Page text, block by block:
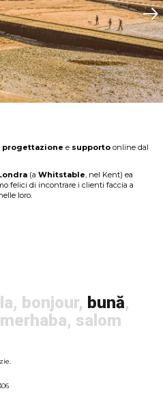
progettazione e supporto online dal
(a Whitstable, nel Kent) ea
felici di incontrare i clienti faccia a
loro.
, bonjour, bună,
merhaba, salom